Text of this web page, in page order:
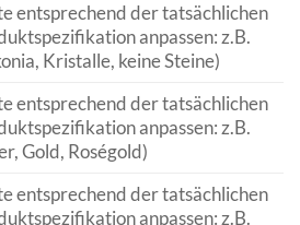
entsprechend der tatsächlichen
anpassen: z.B.
Kristalle, keine Steine)
entsprechend der tatsächlichen
anpassen: z.B.
Gold, Roségold)
entsprechend der tatsächlichen
anpassen: z.B.